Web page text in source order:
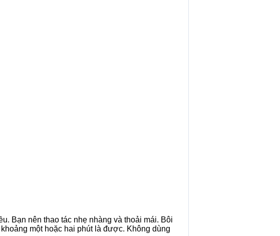
Bạn nên thao tác nhẹ nhàng và thoải mái. Bôi
một hoặc hai phút là được. Không dùng